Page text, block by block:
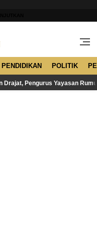
PENDIDIKAN POLITIK
Drajat, Pengurus Yayasan